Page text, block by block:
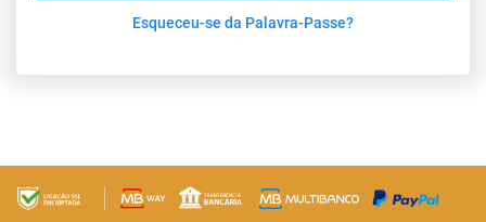
Esqueceu-se da Palavra-Passe?